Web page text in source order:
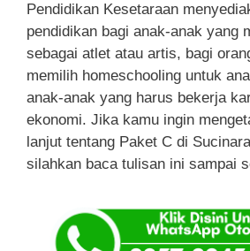
Pendidikan Kesetaraan
pendidikan bagi anak-anak yang
sebagai atlet atau artis, bagi
memilih homeschooling untuk
anak-anak yang harus bekerja
ekonomi. Jika kamu ingin
lanjut tentang Paket C di
silahkan baca tulisan ini sampai